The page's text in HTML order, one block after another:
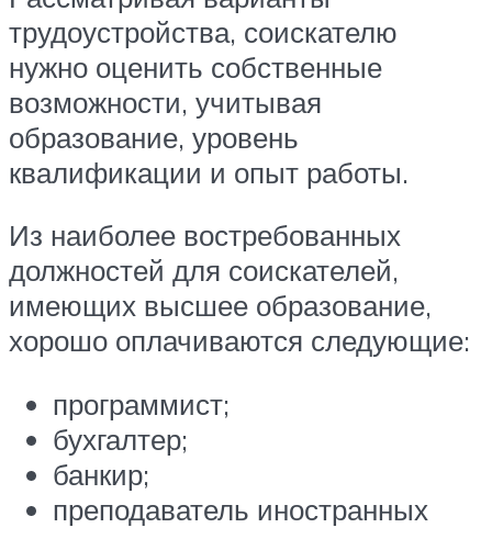
трудоустройства, соискателю
нужно оценить собственные
возможности, учитывая
образование, уровень
квалификации и опыт работы.
Из наиболее востребованных
должностей для соискателей,
имеющих высшее образование,
хорошо оплачиваются следующие:
программист;
бухгалтер;
банкир;
преподаватель иностранных